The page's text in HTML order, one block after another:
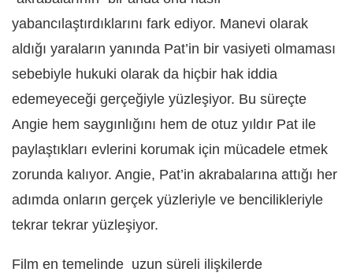
yabancılaştırdıklarını fark ediyor. Manevi olarak
aldığı yaraların yanında Pat’in bir vasiyeti olmaması
sebebiyle hukuki olarak da hiçbir hak iddia
edemeyeceği gerçeğiyle yüzleşiyor. Bu süreçte
Angie hem saygınlığını hem de otuz yıldır Pat ile
paylaştıkları evlerini korumak için mücadele etmek
zorunda kalıyor. Angie, Pat’in akrabalarına attığı her
adımda onların gerçek yüzleriyle ve bencilikleriyle
tekrar tekrar yüzleşiyor.
Film en temelinde uzun süreli ilişkilerde